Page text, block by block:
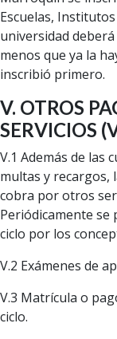
Escuelas,
universidad
menos que ya la
inscribió primero.
V. OTROS
SERVICIOS
V.1 Además de las
multas y recargos,
cobra por otros
Periódicamente se
ciclo por los
V.2 Exámenes de
V.3 Matrícula o
ciclo.